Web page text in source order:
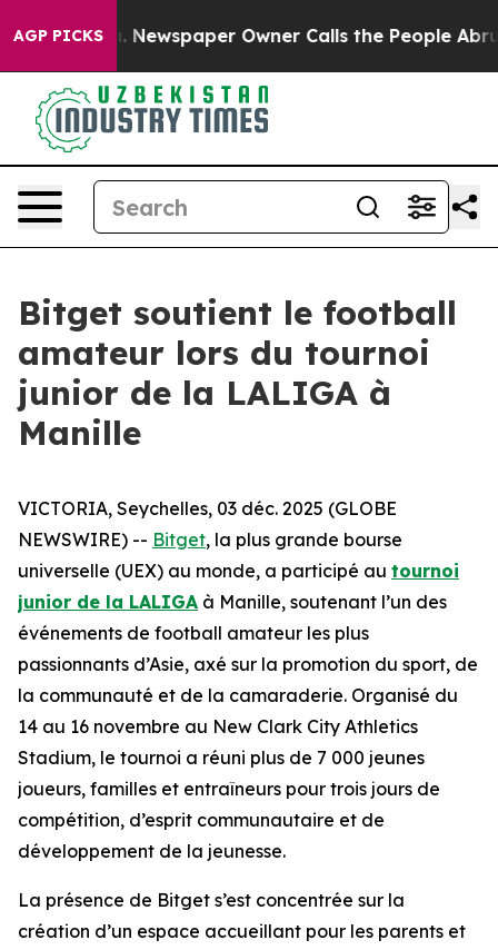
AGP PICKSNewspaper Owner Calls the People
Bitget soutient le football
amateur lors du tournoi
junior de la LALIGA à
Manille
VICTORIA, Seychelles, 03 déc. 2025 (GLOBE
NEWSWIRE) -- Bitget, la plus grande bourse
universelle (UEX) au monde, a participé au tournoi
junior de la LALIGA à Manille, soutenant l’un des
événements de football amateur les plus
passionnants d’Asie, axé sur la promotion du sport, de
la communauté et de la camaraderie. Organisé du
14 au 16 novembre au New Clark City Athletics
Stadium, le tournoi a réuni plus de 7 000 jeunes
joueurs, familles et entraîneurs pour trois jours de
compétition, d’esprit communautaire et de
développement de la jeunesse.
La présence de Bitget s’est concentrée sur la
création d’un espace accueillant pour les parents et